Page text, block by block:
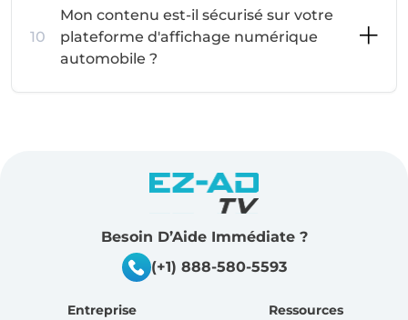
10
Mon contenu est-il sécurisé sur votre
plateforme d'affichage numérique
automobile ?
Besoin D’Aide Immédiate ?
(+1) 888-580-5593
Ressources
Entreprise